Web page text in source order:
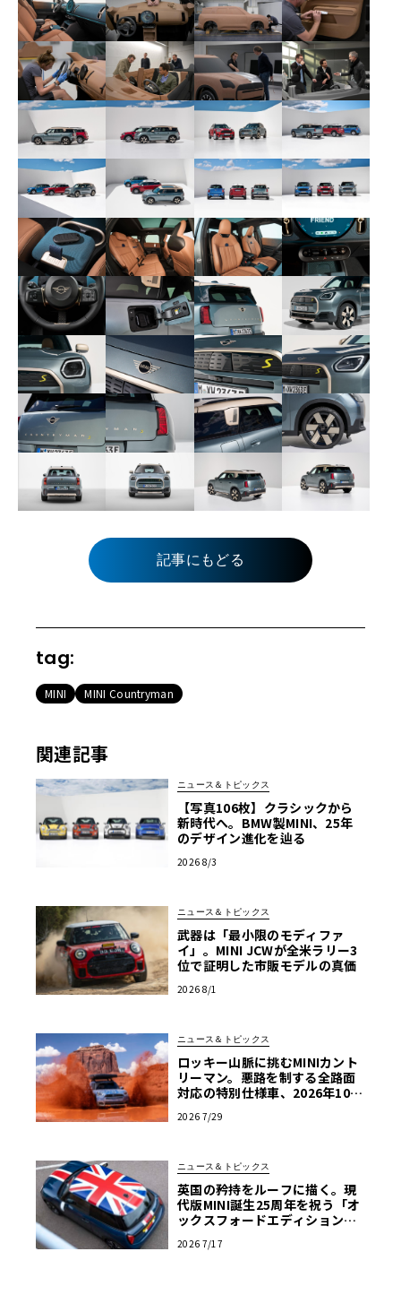
記事にもどる
tag:
MINI MINI Countryman
関連記事
ニュース＆トピックス
【写真106枚】クラシックから
新時代へ。BMW製MINI、25年
のデザイン進化を辿る
2026 8/3
ニュース＆トピックス
武器は「最小限のモディファ
イ」。MINI JCWが全米ラリー3
位で証明した市販モデルの真価
2026 8/1
ニュース＆トピックス
ロッキー山脈に挑むMINIカント
リーマン。悪路を制する全路面
対応の特別仕様車、2026年10月
2026 7/29
ニュース＆トピックス
英国の矜持をルーフに描く。現
代版MINI誕生25周年を祝う「オ
ックスフォードエディション」
2026 7/17